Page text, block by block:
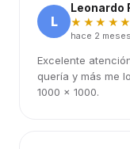
L
Leonardo
★★★★★
hace 2 meses
Excelente
quería y más me
1000 x 1000.